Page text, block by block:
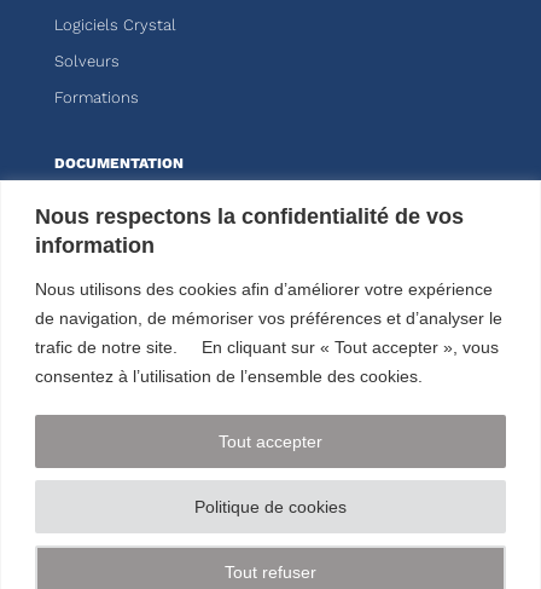
Nous respectons la confidentialité de vos
information
Nous utilisons des cookies afin d’améliorer votre expérience
de navigation, de mémoriser vos préférences et d’analyser le
trafic de notre site. En cliquant sur « Tout accepter », vous
consentez à l’utilisation de l’ensemble des cookies.
Politique de cookies
Tout refuser
Tout accepter
Logiciels Crystal
Solveurs
Formations
DOCUMENTATION
Kalis
ESPACE CLIENT
NOUS SUIVRE
2026 • Tous droits réservés •